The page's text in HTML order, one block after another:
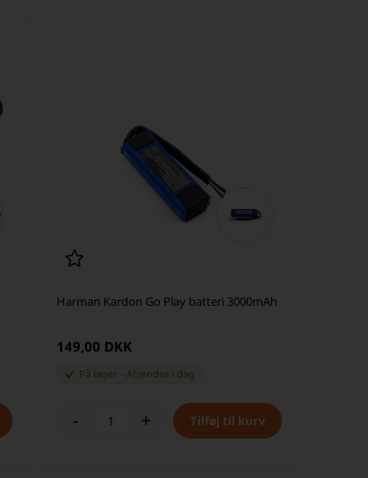
Harman Kardon Go Play batteri 3000mAh
149,00 DKK
På lager Afsendes i dag
- +